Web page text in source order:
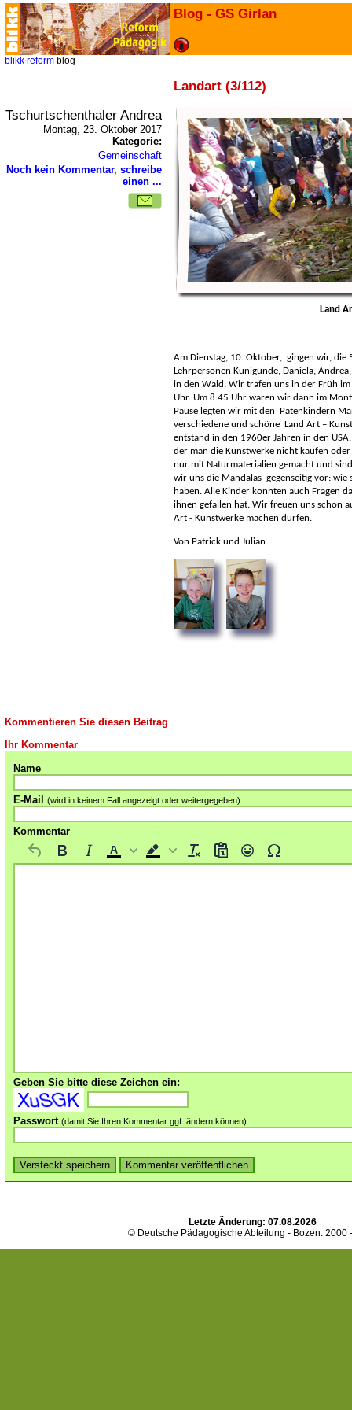
Blog - GS Girlan
blikk reform blog
Landart (3/112)
Tschurtschenthaler Andrea
Montag, 23. Oktober 2017
Kategorie:
Gemeinschaft
Noch kein Kommentar, schreibe
einen ...
Land
Am Dienstag, 10. Oktober, gingen wir, die
Lehrpersonen Kunigunde, Daniela,
in den Wald. Wir trafen uns in der Früh
Uhr. Um 8:45 Uhr waren wir dann im
Pause legten wir mit den Patenkindern
verschiedene und schöne Land Art –
entstand in den 1960er Jahren in den
der man die Kunstwerke nicht kaufen
nur mit Naturmaterialien gemacht und
wir uns die Mandalas gegenseitig vor: wie
haben. Alle Kinder konnten auch Fragen
ihnen gefallen hat. Wir freuen uns schon
Art - Kunstwerke machen dürfen.
Von Patrick und Julian
Kommentieren Sie diesen Beitrag
Ihr Kommentar
Name
E-Mail (wird in keinem Fall angezeigt oder weitergegeben)
Kommentar
Geben Sie bitte diese Zeichen ein:
Passwort (damit Sie Ihren Kommentar ggf. ändern können)
Letzte Änderung: 07.08.2026
© Deutsche Pädagogische Abteilung - Bozen. 2000